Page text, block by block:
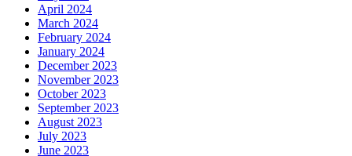
April 2024
March 2024
February 2024
January 2024
December 2023
November 2023
October 2023
September 2023
August 2023
July 2023
June 2023